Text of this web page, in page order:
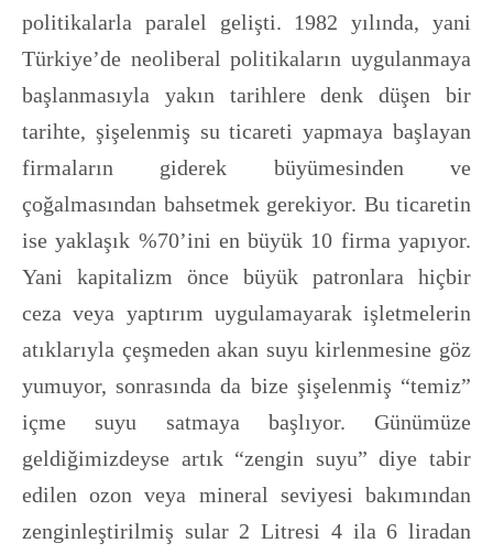
politikalarla paralel gelişti. 1982 yılında, yani
Türkiye’de neoliberal politikaların uygulanmaya
başlanmasıyla yakın tarihlere denk düşen bir
tarihte, şişelenmiş su ticareti yapmaya başlayan
firmaların giderek büyümesinden ve
çoğalmasından bahsetmek gerekiyor. Bu ticaretin
ise yaklaşık %70’ini en büyük 10 firma yapıyor.
Yani kapitalizm önce büyük patronlara hiçbir
ceza veya yaptırım uygulamayarak işletmelerin
atıklarıyla çeşmeden akan suyu kirlenmesine göz
yumuyor, sonrasında da bize şişelenmiş “temiz”
içme suyu satmaya başlıyor. Günümüze
geldiğimizdeyse artık “zengin suyu” diye tabir
edilen ozon veya mineral seviyesi bakımından
zenginleştirilmiş sular 2 Litresi 4 ila 6 liradan